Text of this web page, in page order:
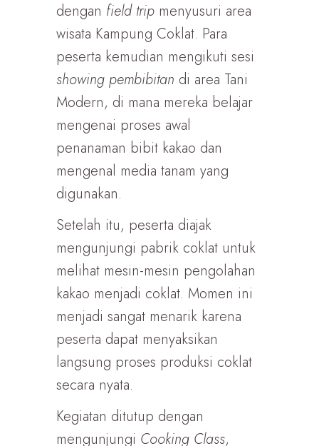
dengan field trip menyusuri area
wisata Kampung Coklat. Para
peserta kemudian mengikuti sesi
showing pembibitan di area Tani
Modern, di mana mereka belajar
mengenai proses awal
penanaman bibit kakao dan
mengenal media tanam yang
digunakan.
Setelah itu, peserta diajak
mengunjungi pabrik coklat untuk
melihat mesin-mesin pengolahan
kakao menjadi coklat. Momen ini
menjadi sangat menarik karena
peserta dapat menyaksikan
langsung proses produksi coklat
secara nyata.
Kegiatan ditutup dengan
mengunjungi Cooking Class,